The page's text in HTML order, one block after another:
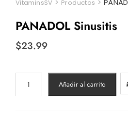
VitaminsSV > Productos >
PANADOL Sinusitis
$23.99
Sinusitis
Añadir al carrito